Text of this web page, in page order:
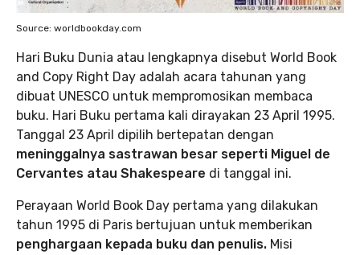
Source: worldbookday.com
Hari Buku Dunia atau lengkapnya disebut World Book
and Copy Right Day adalah acara tahunan yang
dibuat UNESCO untuk mempromosikan membaca
buku. Hari Buku pertama kali dirayakan 23 April 1995.
Tanggal 23 April dipilih bertepatan dengan
meninggalnya sastrawan besar seperti Miguel de
Cervantes atau Shakespeare di tanggal ini.
Perayaan World Book Day pertama yang dilakukan
tahun 1995 di Paris bertujuan untuk memberikan
penghargaan kepada buku dan penulis. Misi